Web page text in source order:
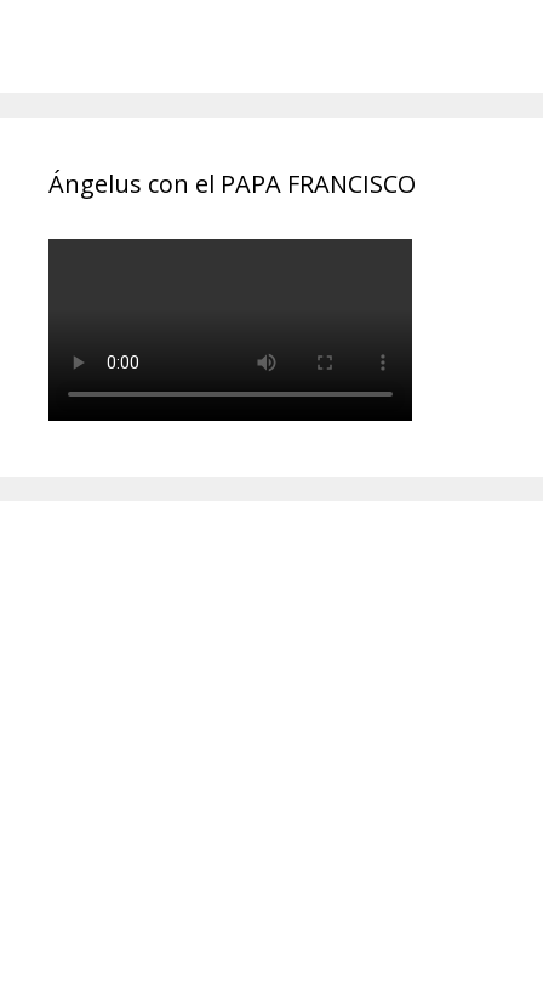
Ángelus con el PAPA FRANCISCO